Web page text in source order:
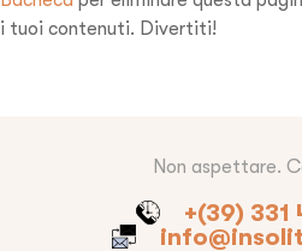
i tuoi contenuti. Divertiti!
Non aspettare.
+(39) 331